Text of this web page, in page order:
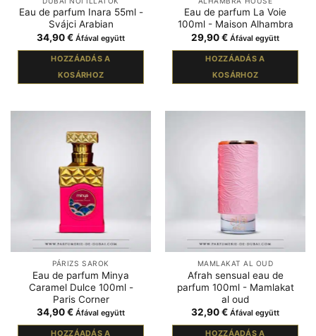
Eau de parfum Inara 55ml -
Svájci Arabian
34,90€ Áfával együtt
HOZZÁADÁS A
KOSÁRHOZ
Eau de parfum La Voie
100ml - Maison Alhambra
29,90€ Áfával együtt
HOZZÁADÁS A
KOSÁRHOZ
PÁRIZS SAROK
Eau de parfum Minya
Caramel Dulce 100ml -
Paris Corner
34,90€ Áfával együtt
HOZZÁADÁS A
MAMLAKAT AL OUD
Afrah sensual eau de
parfum 100ml - Mamlakat
al oud
32,90€ Áfával együtt
HOZZÁADÁS A